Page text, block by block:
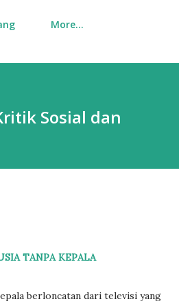
More…
Sosial dan
TANPA KEPALA
berloncatan dari televisi yang